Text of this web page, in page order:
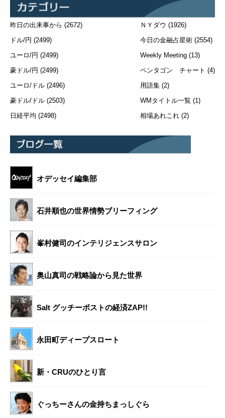
昨日の出来事から (2672)
ドル/円 (2499)
ユーロ/円 (2499)
豪ドル/円 (2499)
ユーロ/ドル (2496)
豪ドル/ドル (2503)
日経平均 (2498)
ＮＹダウ (1926)
今日の金融占星術 (2554)
Weekly Meeting (13)
ペンタゴン チャート (4)
用語集 (2)
WMタイトル一覧 (1)
相場あれこれ (2)
オデッセイ編集部
石井順也の世界情勢ブリーフィング
峯村健司のインテリジェンスサロン
奥山真司の戦略論から見た世界
Salt グッチーポストの経済ZAP!!
永田町ディープスロート
新・CRUのひとり言
ぐっちーさんの金持ちまっしぐら